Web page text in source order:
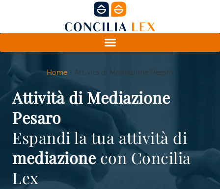
Home » Attività di Mediazione Pesaro
Attività di Mediazione
Pesaro
Espandi la tua attività di
mediazionecon Concilia
Lex